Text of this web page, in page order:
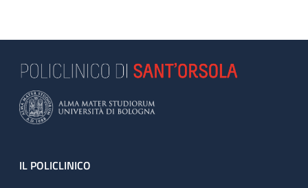
Footer
IL POLICLINICO